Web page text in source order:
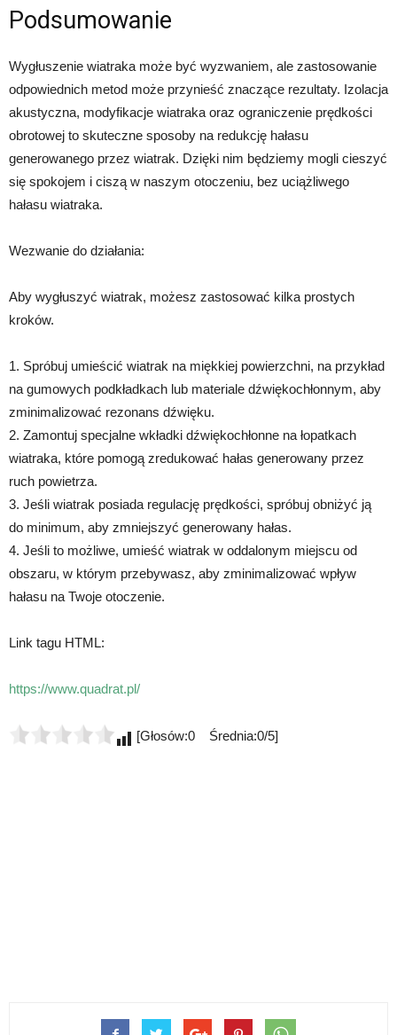
Podsumowanie
Wygłuszenie wiatraka może być wyzwaniem, ale zastosowanie
odpowiednich metod może przynieść znaczące rezultaty. Izolacja
akustyczna, modyfikacje wiatraka oraz ograniczenie prędkości
obrotowej to skuteczne sposoby na redukcję hałasu
generowanego przez wiatrak. Dzięki nim będziemy mogli cieszyć
się spokojem i ciszą w naszym otoczeniu, bez uciążliwego
hałasu wiatraka.
Wezwanie do działania:
Aby wygłuszyć wiatrak, możesz zastosować kilka prostych
kroków.
1. Spróbuj umieścić wiatrak na miękkiej powierzchni, na przykład
na gumowych podkładkach lub materiale dźwiękochłonnym, aby
zminimalizować rezonans dźwięku.
2. Zamontuj specjalne wkładki dźwiękochłonne na łopatkach
wiatraka, które pomogą zredukować hałas generowany przez
ruch powietrza.
3. Jeśli wiatrak posiada regulację prędkości, spróbuj obniżyć ją
do minimum, aby zmniejszyć generowany hałas.
4. Jeśli to możliwe, umieść wiatrak w oddalonym miejscu od
obszaru, w którym przebywasz, aby zminimalizować wpływ
hałasu na Twoje otoczenie.
Link tagu HTML:
https://www.quadrat.pl/
[Głosów:0 Średnia:0/5]